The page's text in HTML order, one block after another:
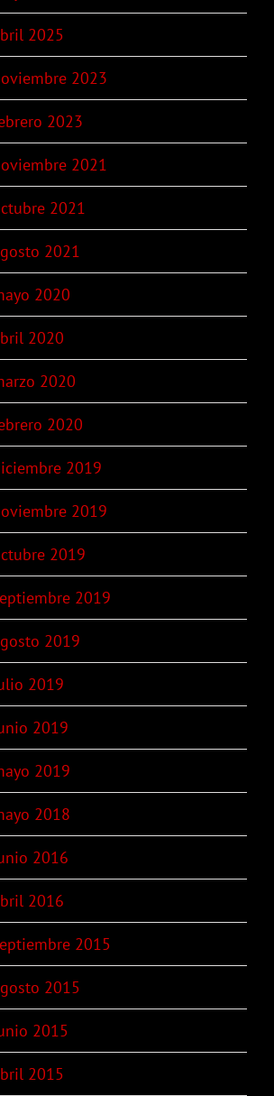
2025
2023
2023
2021
2021
2021
2020
2020
2020
2020
2019
2019
2019
2019
2019
2019
2019
2019
2018
2016
2016
2015
2015
2015
2015